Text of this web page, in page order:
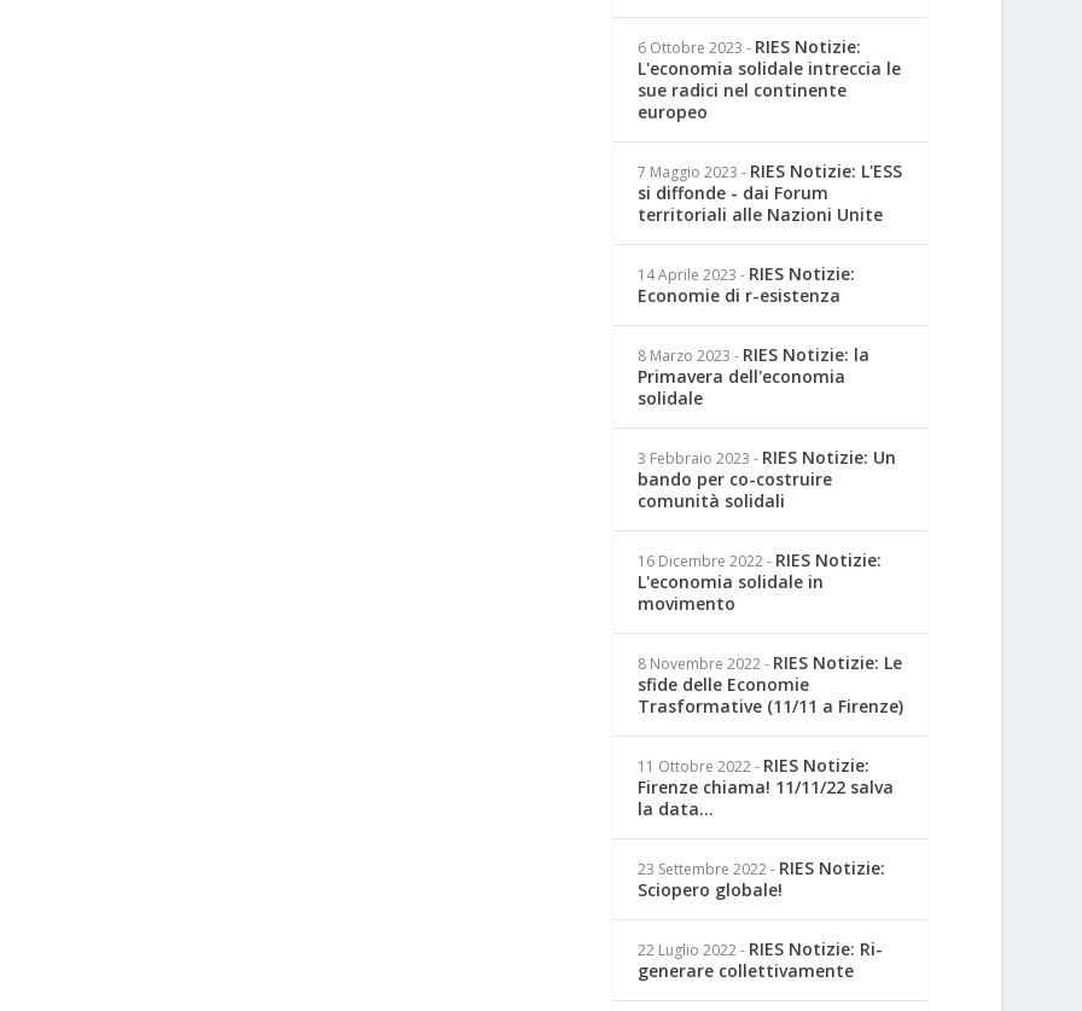
6 Ottobre 2023 - RIES Notizie:
L'economia solidale intreccia le
sue radici nel continente
europeo
7 Maggio 2023 - RIES Notizie: L'ESS
si diffonde - dai Forum
territoriali alle Nazioni Unite
14 Aprile 2023 - RIES Notizie:
Economie di r-esistenza
8 Marzo 2023 - RIES Notizie: la
Primavera dell'economia
solidale
3 Febbraio 2023 - RIES Notizie: Un
bando per co-costruire
comunità solidali
16 Dicembre 2022- RIES Notizie:
L'economia solidale in
movimento
8 Novembre 2022- RIES Notizie: Le
sfide delle Economie
Trasformative (11/11 a Firenze)
11 Ottobre 2022- RIES Notizie:
Firenze chiama! 11/11/22 salva
la data...
23 Settembre 2022- RIES Notizie:
Sciopero globale!
22 Luglio 2022- RIES Notizie: Ri-
generare collettivamente